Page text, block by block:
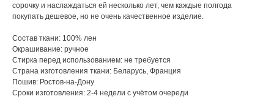
сорочку и наслаждаться ей несколько лет, чем каждые полгода
покупать дешевое, но не очень качественное изделие.
Состав ткани: 100% лен
Окрашивание: ручное
Стирка перед использованием: не требуется
Страна изготовления ткани: Беларусь, Франция
Пошив: Ростов-на-Дону
Сроки изготовления: 2-4 недели с учётом очереди